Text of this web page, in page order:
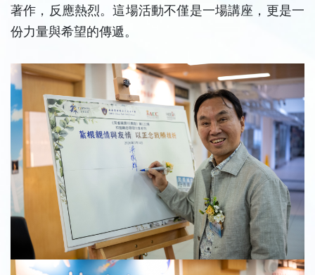
著作，反應熱烈。這場活動不僅是一場講座，更是一
份力量與希望的傳遞。